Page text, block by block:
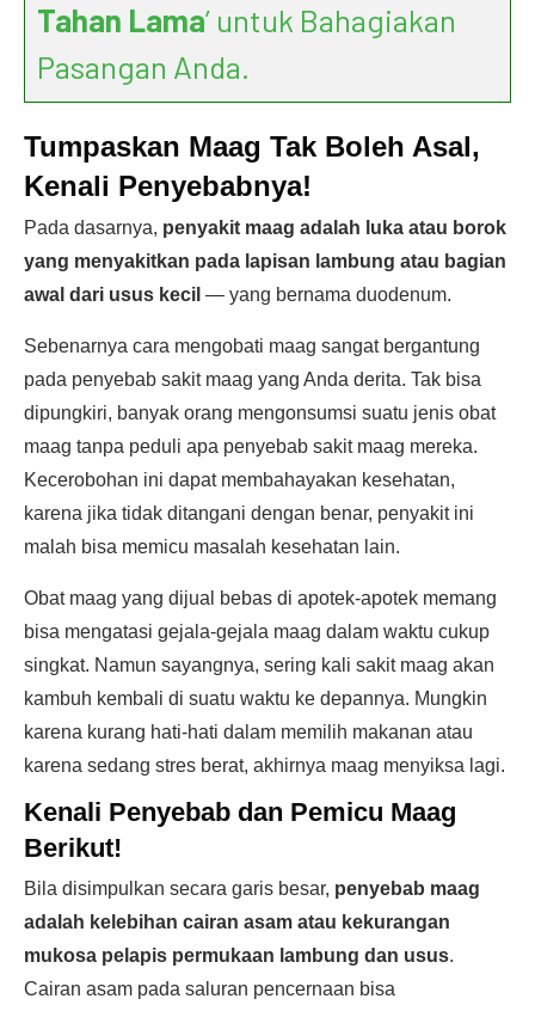
Tahan Lama’ untuk Bahagiakan
Pasangan Anda.
Tumpaskan Maag Tak Boleh Asal,
Kenali Penyebabnya!
Pada dasarnya, penyakit maag adalah luka atau borok
yang menyakitkan pada lapisan lambung atau bagian
awal dari usus kecil — yang bernama duodenum.
Sebenarnya cara mengobati maag sangat bergantung
pada penyebab sakit maag yang Anda derita. Tak bisa
dipungkiri, banyak orang mengonsumsi suatu jenis obat
maag tanpa peduli apa penyebab sakit maag mereka.
Kecerobohan ini dapat membahayakan kesehatan,
karena jika tidak ditangani dengan benar, penyakit ini
malah bisa memicu masalah kesehatan lain.
Obat maag yang dijual bebas di apotek-apotek memang
bisa mengatasi gejala-gejala maag dalam waktu cukup
singkat. Namun sayangnya, sering kali sakit maag akan
kambuh kembali di suatu waktu ke depannya. Mungkin
karena kurang hati-hati dalam memilih makanan atau
karena sedang stres berat, akhirnya maag menyiksa lagi.
Kenali Penyebab dan Pemicu Maag
Berikut!
Bila disimpulkan secara garis besar, penyebab maag
adalah kelebihan cairan asam atau kekurangan
mukosa pelapis permukaan lambung dan usus.
Cairan asam pada saluran pencernaan bisa